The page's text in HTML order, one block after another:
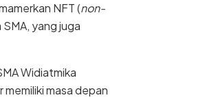
NFT (non-
yang juga
Widiatmika
masa depan